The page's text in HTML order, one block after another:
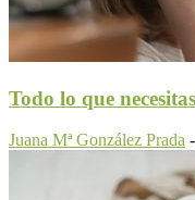
Todo lo que
Juana Mª González Prada -